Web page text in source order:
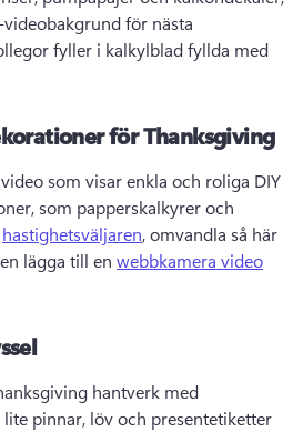
för nästa
fyller i kalkylblad fyllda med
för Thanksgiving
som visar enkla och roliga DIY
som papperskalkyrer och
hastighetsväljaren, omvandla så här
lägga till en webbkamera video
hantverk med
pinnar, löv och presentetiketter